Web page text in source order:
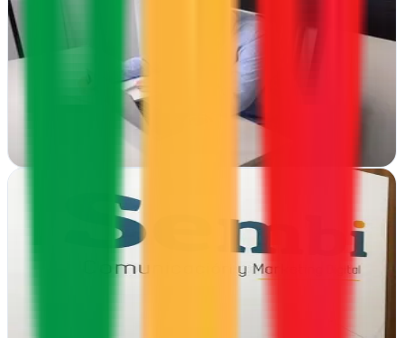
Desde Bilbao, Rober Flores impulsa tu presencia online con
estrategia integral: diseño web, marketing digital y consultoría
personalizada para empresas que…
Ver ficha
Sembi | Diseño Web & Posicionamiento SEO en
Bilbao, Vizcaya